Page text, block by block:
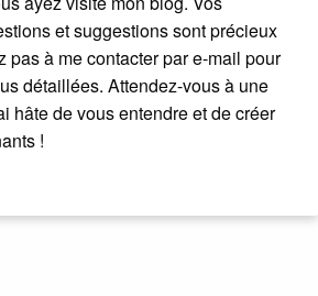
et suggestions sont précieux
pas à me contacter par e-mail pour
détaillées. Attendez-vous à une
hâte de vous entendre et de créer
!